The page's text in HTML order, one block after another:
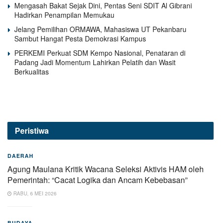
Mengasah Bakat Sejak Dini, Pentas Seni SDIT Al Gibrani
Hadirkan Penampilan Memukau
Jelang Pemilihan ORMAWA, Mahasiswa UT Pekanbaru
Sambut Hangat Pesta Demokrasi Kampus
PERKEMI Perkuat SDM Kempo Nasional, Penataran di
Padang Jadi Momentum Lahirkan Pelatih dan Wasit
Berkualitas
Peristiwa
DAERAH
Agung Maulana Kritik Wacana Seleksi Aktivis HAM oleh
Pemerintah: “Cacat Logika dan Ancam Kebebasan”
RABU, 6 MEI 2026